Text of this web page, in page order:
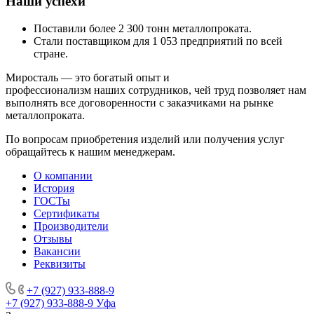
Поставили более 2 300 тонн металлопроката.
Стали поставщиком для 1 053 предприятий по всей
стране.
Миросталь — это богатый опыт и
профессионализм наших сотрудников, чей труд позволяет нам
выполнять все договоренности с заказчиками на рынке
металлопроката.
По вопросам приобретения изделий или получения услуг
обращайтесь к нашим менеджерам.
О компании
История
ГОСТы
Сертификаты
Производители
Отзывы
Вакансии
Реквизиты
+7 (927) 933-888-9
+7 (927) 933-888-9 Уфа